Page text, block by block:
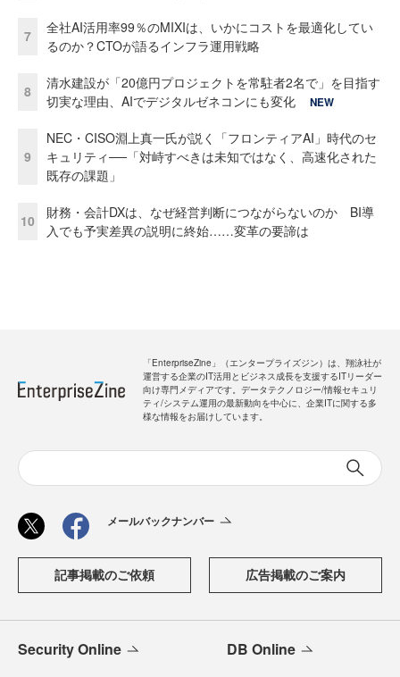
7
全社AI活用率99％のMIXIは、いかにコストを最適化してい
るのか？CTOが語るインフラ運用戦略
8
清水建設が「20億円プロジェクトを常駐者2名で」を目指す
切実な理由、AIでデジタルゼネコンにも変化
NEW
9
NEC・CISO淵上真一氏が説く「フロンティアAI」時代のセ
キュリティ──「対峙すべきは未知ではなく、高速化された
既存の課題」
10
財務・会計DXは、なぜ経営判断につながらないのか BI導
入でも予実差異の説明に終始……変革の要諦は
「EnterpriseZine」（エンタープライズジン）は、翔泳社が
運営する企業のIT活用とビジネス成長を支援するITリーダー
向け専門メディアです。データテクノロジー/情報セキュリ
ティ/システム運用の最新動向を中心に、企業ITに関する多
様な情報をお届けしています。
メールバックナンバー
記事掲載のご依頼 広告掲載のご案内
Security Online DB Online